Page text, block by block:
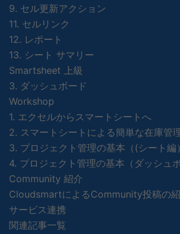
9. セル更新アクション
11. セルリンク
12. レポート
13. シート サマリー
Smartsheet 上級
3. ダッシュボード
Workshop
1. エクセルからスマートシートへ
2. スマートシートによる簡単な在庫管
3. プロジェクト管理の基本（(シート編）
4. プロジェクト管理の基本（ダッシュボ
Community 紹介
CloudsmartによるCommunity投稿の
サービス連携
関連記事一覧